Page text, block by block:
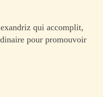
qui accomplit,
pour promouvoir